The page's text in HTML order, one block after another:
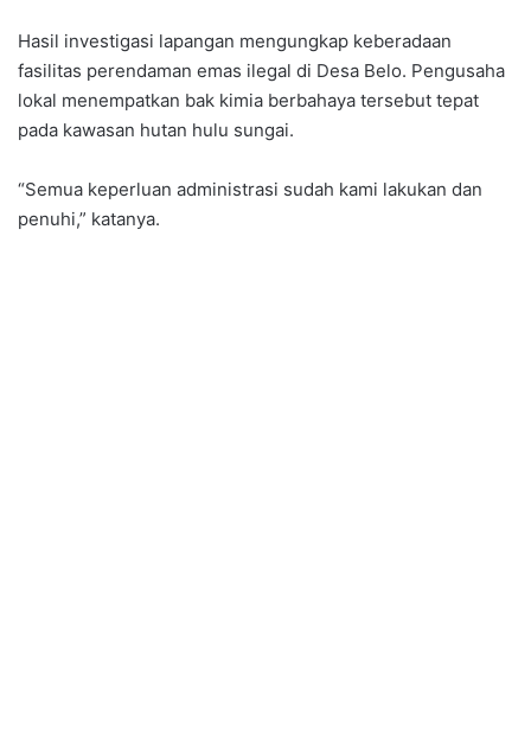
Hasil investigasi lapangan mengungkap keberadaan
fasilitas perendaman emas ilegal di Desa Belo. Pengusaha
lokal menempatkan bak kimia berbahaya tersebut tepat
pada kawasan hutan hulu sungai.
“Semua keperluan administrasi sudah kami lakukan dan
penuhi,” katanya.